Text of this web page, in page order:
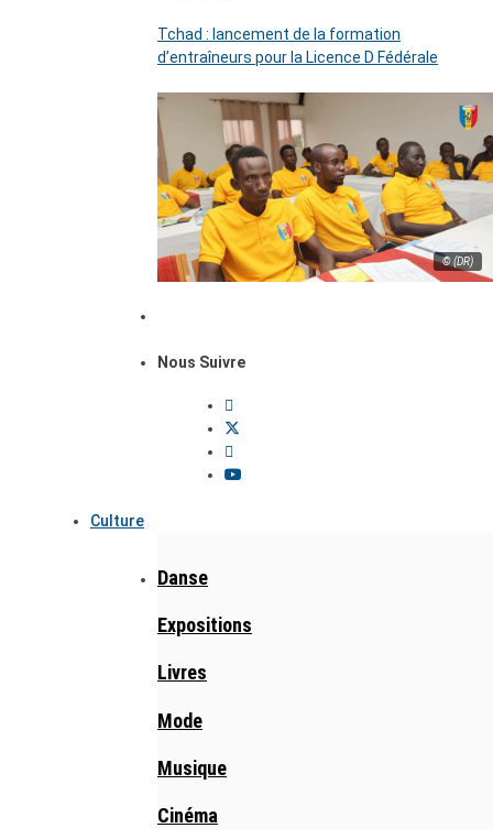
Tchad : lancement de la formation
d’entraîneurs pour la Licence D Fédérale
© (DR)
Nous Suivre
Culture
Danse
Expositions
Livres
Mode
Musique
Cinéma